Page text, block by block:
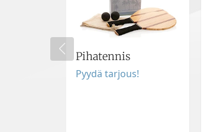
Pihatennis
Pyydä tarjous!